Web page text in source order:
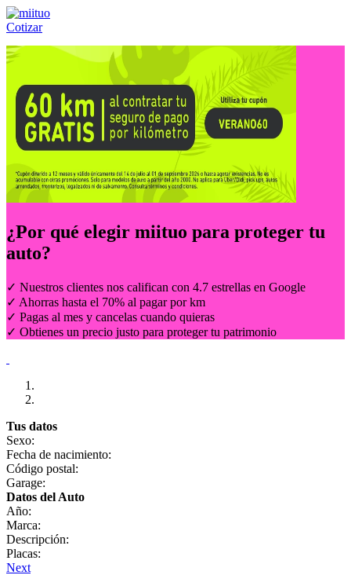
Cotizar
Llámanos al:(55) 84-21-05-00 ó
¿Por qué elegir miituo para proteger tu
auto?
✓ Nuestros clientes nos califican con 4.7 estrellas en Google
✓ Ahorras hasta el 70% al pagar por km
✓ Pagas al mes y cancelas cuando quieras
✓ Obtienes un precio justo para proteger tu patrimonio
Tus datos
Sexo:
Fecha de nacimiento:
Código postal:
Garage:
Datos del Auto
Año:
Marca:
Descripción:
Placas:
Next